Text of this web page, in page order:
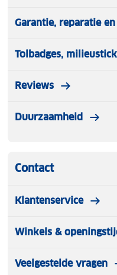
Garantie, reparatie
Tolbadges,
Reviews
Duurzaamheid
Contact
Klantenservice
Winkels &
Veelgestelde vragen